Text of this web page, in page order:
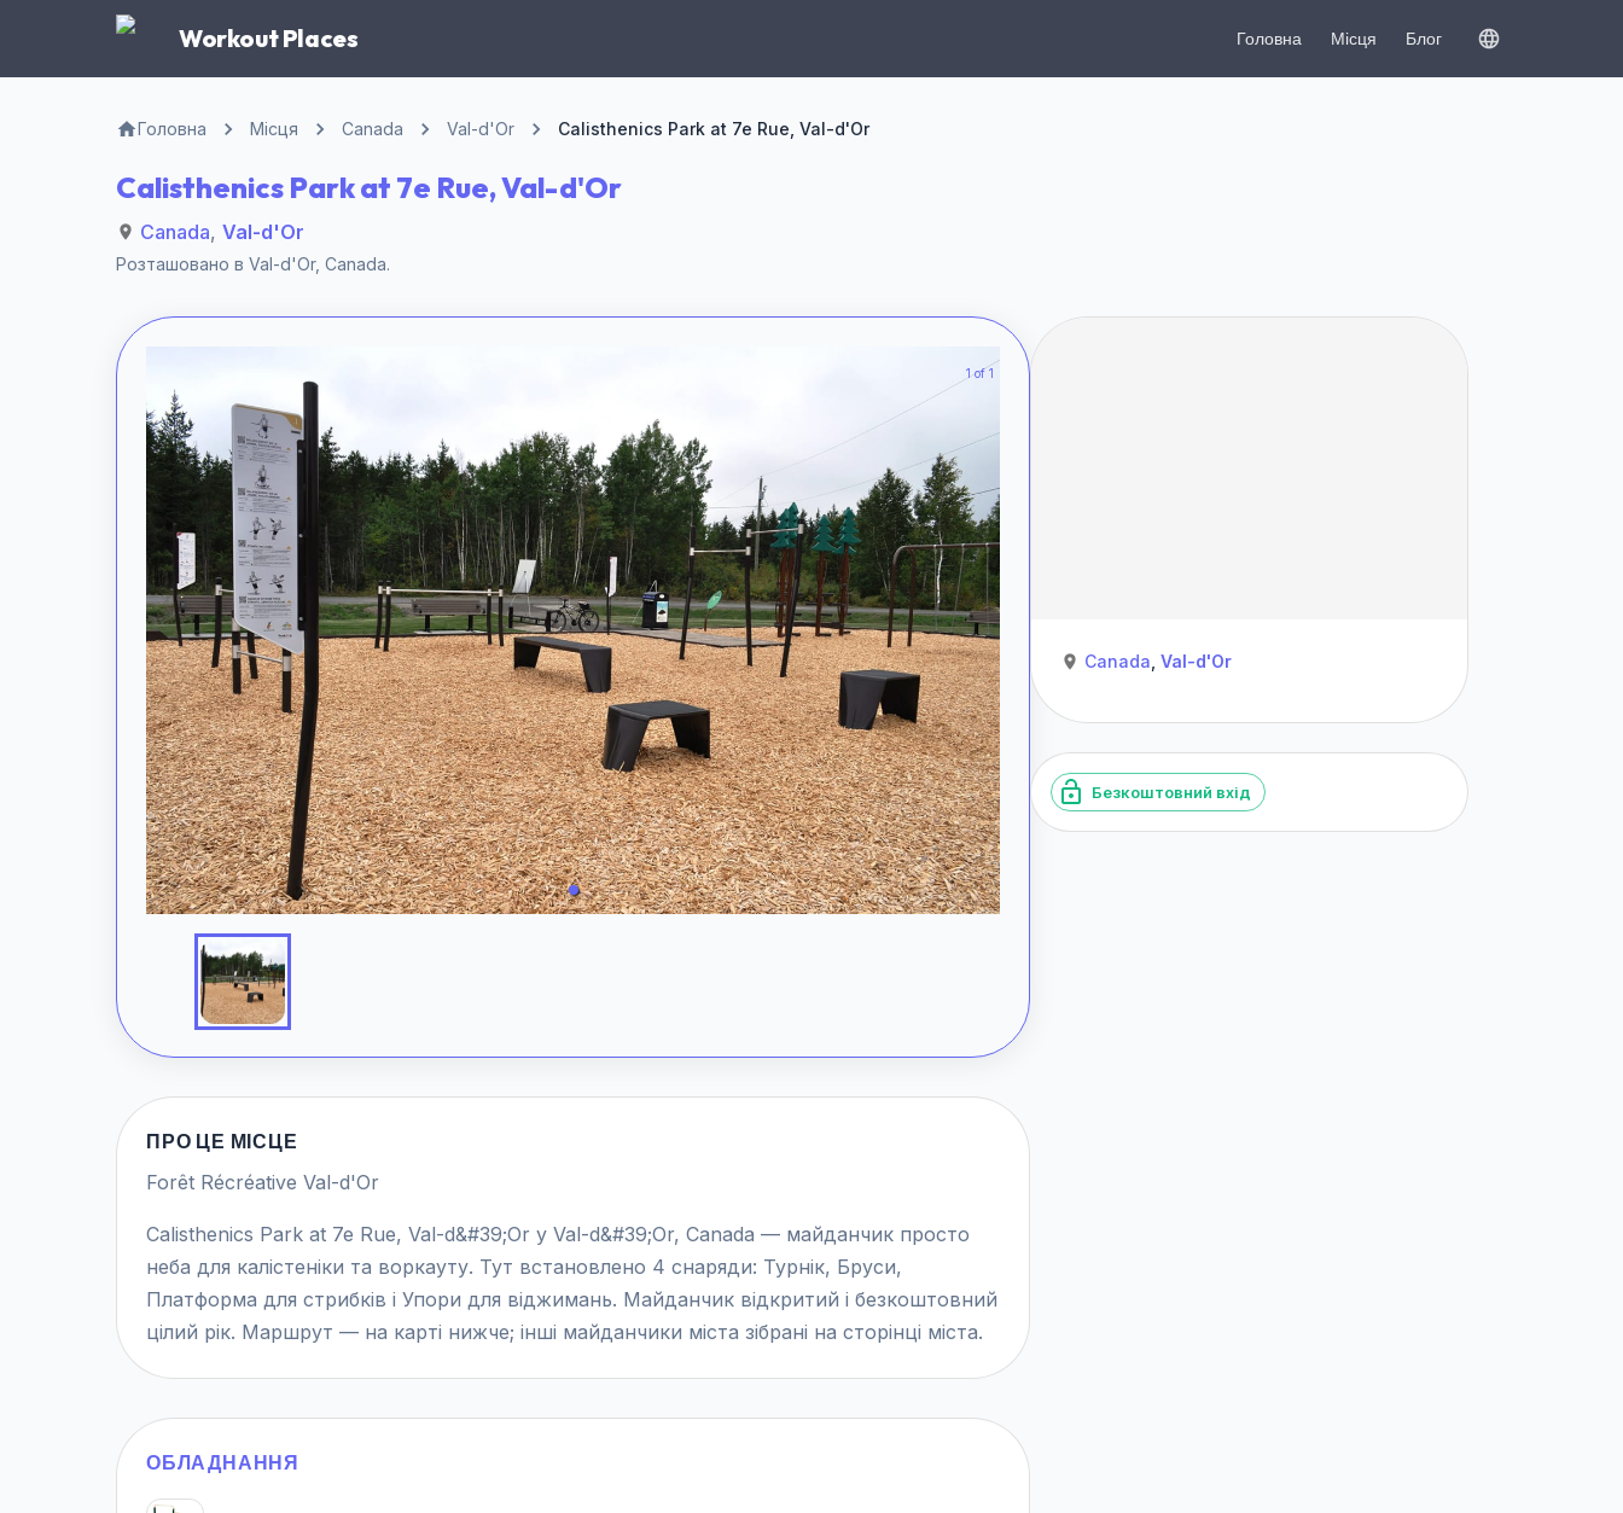
Workout Places Головна Місця Блог
Головна Місця Canada Val-d'Or Calisthenics Park at 7e Rue, Val-d'Or
Calisthenics Park at 7e Rue, Val-d'Or
Canada, Val-d'Or
Розташовано в Val-d'Or, Canada.
1 of 1
ПРО ЦЕ МІСЦЕ
Forêt Récréative Val-d'Or
Calisthenics Park at 7e Rue, Val-d&#39;Or у Val-d&#39;Or, Canada — майданчик просто
неба для калістеніки та воркауту. Тут встановлено 4 снаряди: Турнік, Бруси,
Платформа для стрибків і Упори для віджимань. Майданчик відкритий і безкоштовний
цілий рік. Маршрут — на карті нижче; інші майданчики міста зібрані на сторінці міста.
ОБЛАДНАННЯ
Canada ,Val-d'Or
Безкоштовний вхід